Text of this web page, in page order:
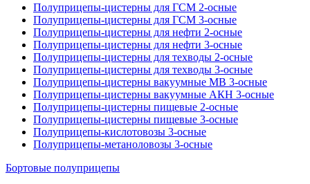
Полуприцепы-цистерны для ГСМ 2-осные
Полуприцепы-цистерны для ГСМ 3-осные
Полуприцепы-цистерны для нефти 2-осные
Полуприцепы-цистерны для нефти 3-осные
Полуприцепы-цистерны для техводы 2-осные
Полуприцепы-цистерны для техводы 3-осные
Полуприцепы-цистерны вакуумные МВ 3-осные
Полуприцепы-цистерны вакуумные АКН 3-осные
Полуприцепы-цистерны пищевые 2-осные
Полуприцепы-цистерны пищевые 3-осные
Полуприцепы-кислотовозы 3-осные
Полуприцепы-метаноловозы 3-осные
Бортовые полуприцепы